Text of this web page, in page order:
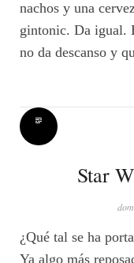
nachos y una
gintonic. Da igual.
no da descanso y
Star
¿Qué tal se ha
Ya algo más